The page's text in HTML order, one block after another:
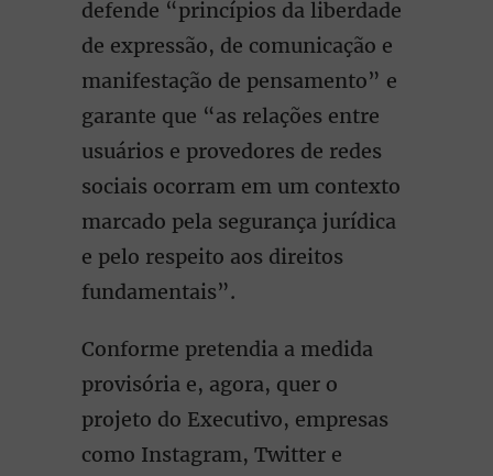
defende “princípios da liberdade
de expressão, de comunicação e
manifestação de pensamento” e
garante que “as relações entre
usuários e provedores de redes
sociais ocorram em um contexto
marcado pela segurança jurídica
e pelo respeito aos direitos
fundamentais”.
Conforme pretendia a medida
provisória e, agora, quer o
projeto do Executivo, empresas
como Instagram, Twitter e